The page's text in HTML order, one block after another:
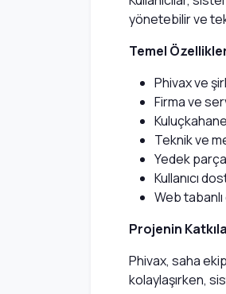
yönetebilir ve
Temel
Phivax ve
Firma ve
Teknik ve
Yedek
Kullanıcı
Web
Projenin
Phivax, saha
kolaylaşırken,